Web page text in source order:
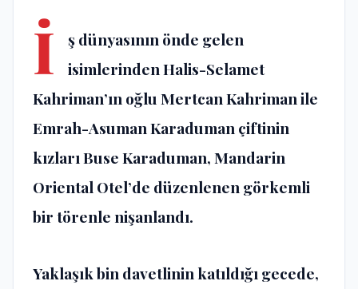
İ
ş dünyasının önde gelen
isimlerinden Halis-Selamet
Kahriman’ın oğlu Mertcan Kahriman ile
Emrah-Asuman Karaduman çiftinin
kızları Buse Karaduman, Mandarin
Oriental Otel’de düzenlenen görkemli
bir törenle nişanlandı.
Yaklaşık bin davetlinin katıldığı gecede,